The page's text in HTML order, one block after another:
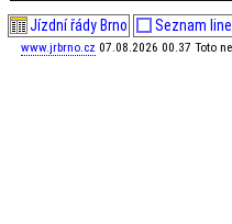
Jízdní řády Brno Seznam
www.jrbrno.cz 07.08.2026 00.37 Toto